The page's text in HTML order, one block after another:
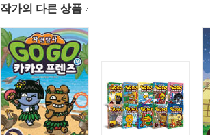
작가의 다른 상품